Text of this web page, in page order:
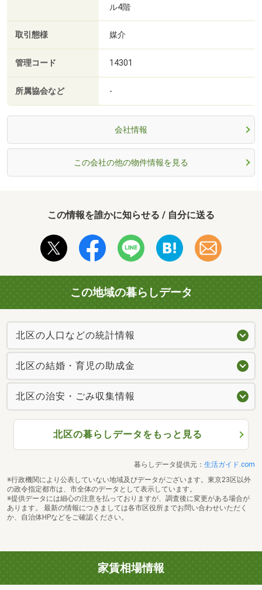
ル4階
取引態様 媒介
管理コード 14301
所属協会など -
会社情報
この会社の他の物件情報を見る
この情報を誰かに知らせる / 自分に送る
この地域の暮らしデータ
北区の人口などの統計情報
北区の結婚・育児の助成金
北区の治安・ごみ収集情報
北区の暮らしデータをもっと見る
暮らしデータ提供元： 生活ガイド.com
※行政機関により公表していない地域及びデータがございます。東京23区以外
の政令指定都市は、市全体のデータとして表示しています。
※提供データには細心の注意を払っておりますが、調査後に変更がある場合が
あります。 最新の情報につきましては各市区役所までお問い合わせいただく
か、自治体HPなどをご確認ください。
家賃相場情報